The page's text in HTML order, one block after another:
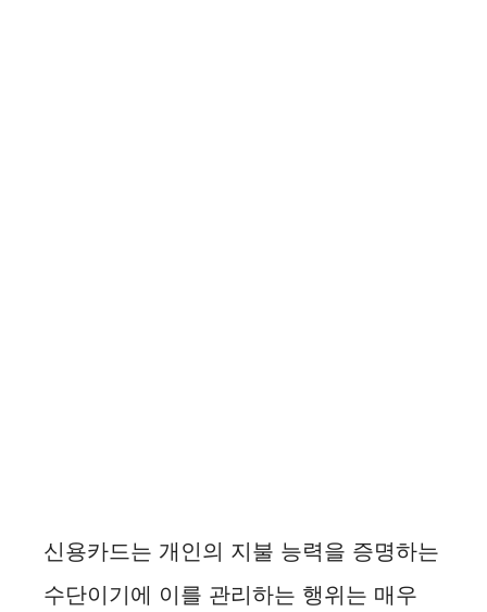
신용카드는 개인의 지불 능력을 증명하는
수단이기에 이를 관리하는 행위는 매우